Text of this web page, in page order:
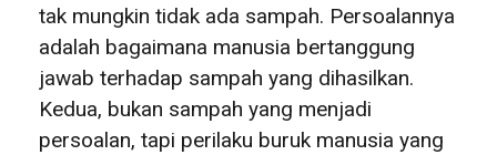
tak mungkin tidak ada sampah. Persoalannya
adalah bagaimana manusia bertanggung
jawab terhadap sampah yang dihasilkan.
Kedua, bukan sampah yang menjadi
persoalan, tapi perilaku buruk manusia yang